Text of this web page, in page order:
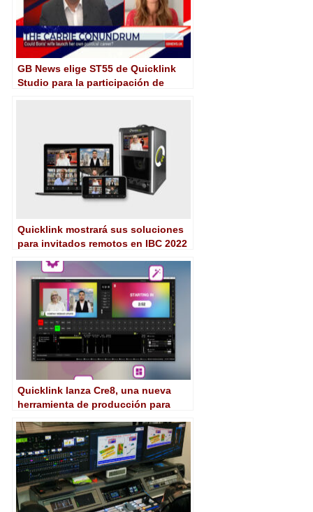
GB News elige ST55 de Quicklink
Studio para la participación de
Quicklink mostrará sus soluciones
para invitados remotos en IBC 2022
Quicklink lanza Cre8, una nueva
herramienta de producción para